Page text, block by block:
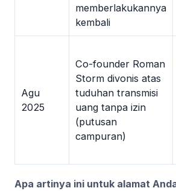
memberlakukannya
kembali
Agu
2025
Co-founder Roman
Storm divonis atas
tuduhan transmisi
uang tanpa izin
(putusan
campuran)
Apa artinya ini untuk alamat